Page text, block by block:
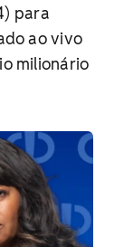
para
ao vivo
milionário